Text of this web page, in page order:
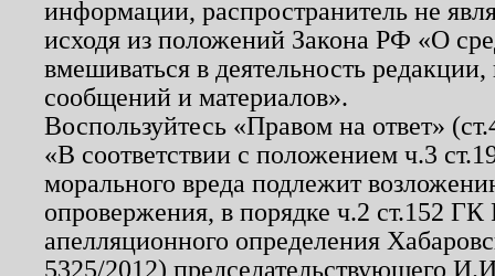
информации, распространитель не
исходя из положений Закона РФ «О
вмешиваться в деятельность
сообщений и материалов».
Воспользуйтесь «Правом на ответ»
«В соответствии с положением ч.3
морального вреда подлежит
опровержения, в порядке ч.2 ст.152
апелляционного определения
5325/2012) председательствующего